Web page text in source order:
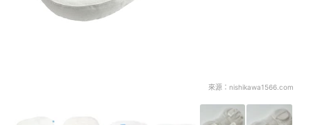
來源： nishikawa1566.com